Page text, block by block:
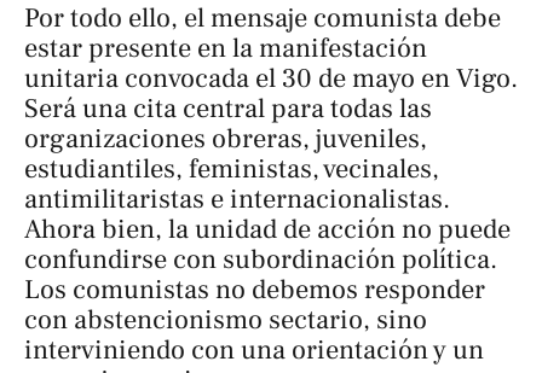
Por todo ello, el mensaje comunista debe
estar presente en la manifestación
unitaria convocada el 30 de mayo en Vigo.
Será una cita central para todas las
organizaciones obreras, juveniles,
estudiantiles, feministas, vecinales,
antimilitaristas e internacionalistas.
Ahora bien, la unidad de acción no puede
confundirse con subordinación política.
Los comunistas no debemos responder
con abstencionismo sectario, sino
interviniendo con una orientación y un